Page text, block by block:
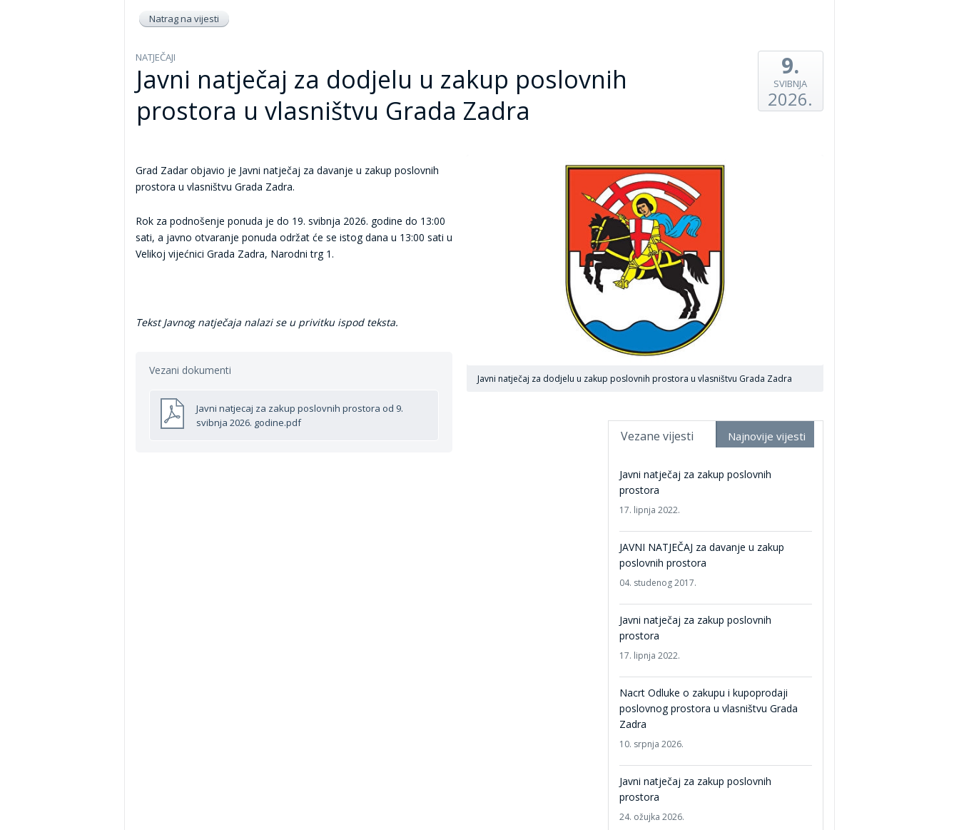
Natrag na vijesti
NATJEČAJI
Javni natječaj za dodjelu u zakup poslovnih
prostora u vlasništvu Grada Zadra
9.
SVIBNJA
2026.
Javni natječaj za dodjelu u zakup poslovnih prostora u vlasništvu Grada Zadra
Vezane vijesti Najnovije vijesti
Javni natječaj za zakup poslovnih
prostora
17. lipnja 2022.
JAVNI NATJEČAJ za davanje u zakup
poslovnih prostora
04. studenog 2017.
Javni natječaj za zakup poslovnih
prostora
17. lipnja 2022.
Nacrt Odluke o zakupu i kupoprodaji
poslovnog prostora u vlasništvu Grada
Zadra
10. srpnja 2026.
Javni natječaj za zakup poslovnih
prostora
24. ožujka 2026.
Grad Zadar objavio je Javni natječaj za davanje u zakup poslovnih
prostora u vlasništvu Grada Zadra.
Rok za podnošenje ponuda je do 19. svibnja 2026. godine do 13:00
sati, a javno otvaranje ponuda održat će se istog dana u 13:00 sati u
Velikoj vijećnici Grada Zadra, Narodni trg 1.
Tekst Javnog natječaja nalazi se u privitku ispod teksta.
Vezani dokumenti
Javni natjecaj za zakup poslovnih prostora od 9.
svibnja 2026. godine.pdf